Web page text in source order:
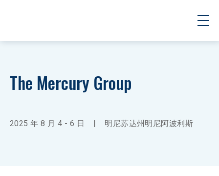
The Mercury Group
2025 年 8 月 4 - 6 日 | 明尼苏达州明尼阿波利斯